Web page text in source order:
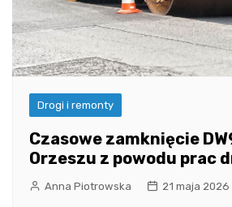
Drogi i remonty
Czasowe zamknięcie
Orzeszu z powodu prac
Anna Piotrowska 21 maja 2026